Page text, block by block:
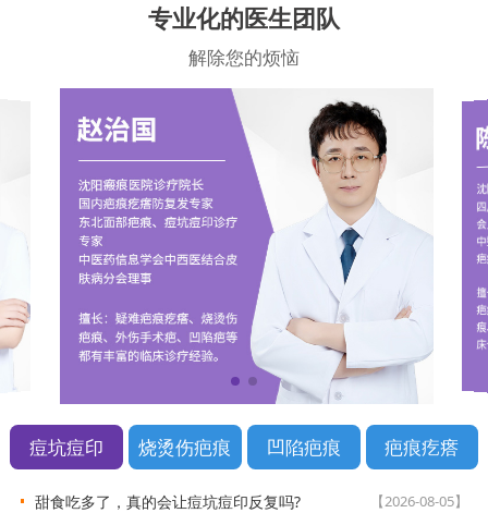
专业化的医生团队
解除您的烦恼
痘坑痘印 烧烫伤疤痕 凹陷疤痕 疤痕疙瘩
甜食吃多了，真的会让痘坑痘印反复吗? 【2026-08-05】